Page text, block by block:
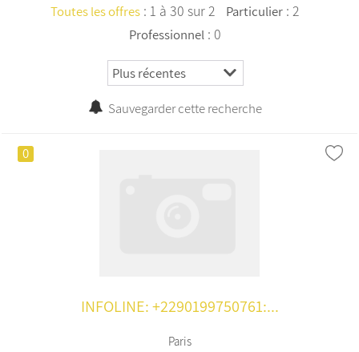
Toutes les offres : 1 à 30 sur 2 Particulier : 2
Professionnel : 0
Sauvegarder cette recherche
0
INFOLINE: +2290199750761:...
Paris